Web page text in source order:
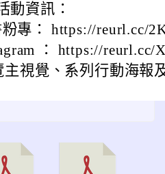
動資訊：
粉專： https://reurl.cc/
： https://reurl.cc/
主視覺、系列行動海報